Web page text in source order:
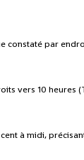
constaté par
vers 10 heures
à midi,